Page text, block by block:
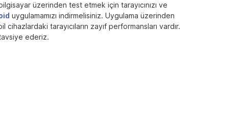
üzerinden test etmek için tarayıcınızı ve
uygulamamızı indirmelisiniz. Uygulama üzerinden
tarayıcıların zayıf performansları vardır.
tavsiye ederiz.